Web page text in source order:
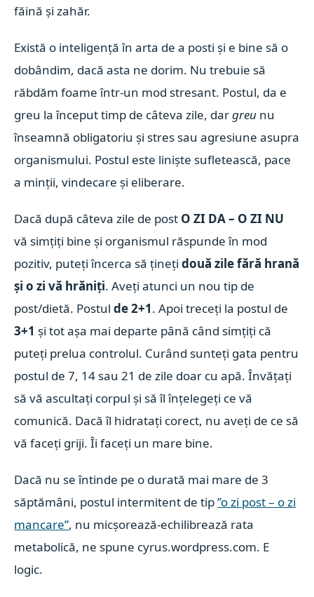
făină și zahăr.
Există o inteligență în arta de a posti și e bine să o
dobândim, dacă asta ne dorim. Nu trebuie să
răbdăm foame într-un mod stresant. Postul, da e
greu la început timp de câteva zile, dargreu nu
înseamnă obligatoriu și stres sau agresiune asupra
organismului. Postul este liniște sufletească, pace
a minții, vindecare și eliberare.
Dacă după câteva zile de post O ZI DA – O ZI NU
vă simțiți bine și organismul răspunde în mod
pozitiv, puteți încerca să ținețidouă zile fără hrană
și o zi vă hrăniți. Aveți atunci un nou tip de
post/dietă. Postul de 2+1. Apoi treceți la postul de
3+1 și tot așa mai departe până când simțiți că
puteți prelua controlul. Curând sunteți gata pentru
postul de 7, 14 sau 21 de zile doar cu apă. Învățați
să vă ascultați corpul și să îl înțelegeți ce vă
comunică. Dacă îl hidratați corect, nu aveți de ce să
vă faceți griji. Îi faceți un mare bine.
Dacă nu se întinde pe o durată mai mare de 3
săptămâni, postul intermitent de tip”o zi post – o zi
mancare”, nu micșorează-echilibrează rata
metabolică, ne spune cyrus.wordpress.com. E
logic.